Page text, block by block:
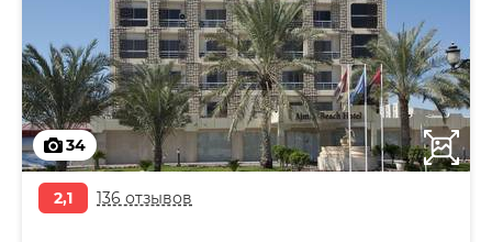
34
2,1 136 отзывов